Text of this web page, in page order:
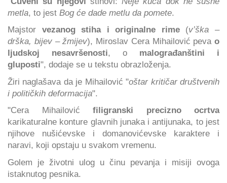
metla, to jest Bog će dade metlu da pomete.
Majstor vezanog stiha i originalne rime(v’ška –
drška, bijev – žmijev), Miroslav Cera Mihailović peva o
ljudskoj nesavršenosti, o malograđanštini i
gluposti", dodaje se u tekstu obrazloženja.
Žiri naglašava da je Mihailović "oštar kritičar društvenih
i političkih deformacija".
"Cera Mihailović filigranski precizno ocrtva
karikaturalne konture glavnih junaka i antijunaka, to jest
njihove nušićevske i domanovićevske karaktere i
naravi, koji opstaju u svakom vremenu.
Golem je životni ulog u činu pevanja i misiji ovoga
istaknutog pesnika.